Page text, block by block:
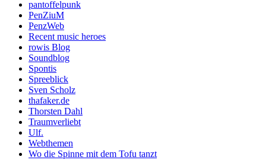
pantoffelpunk
PenZiuM
PenzWeb
Recent music heroes
rowis Blog
Soundblog
Spontis
Spreeblick
Sven Scholz
thafaker.de
Thorsten Dahl
Traumverliebt
Ulf.
Webthemen
Wo die Spinne mit dem Tofu tanzt